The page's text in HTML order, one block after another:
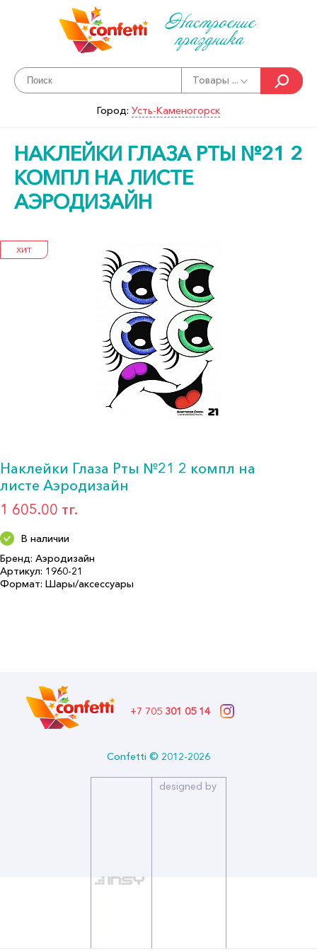
Настроение
праздника
Товары ...
Город: Усть-Каменогорск
НАКЛЕЙКИ ГЛАЗА РТЫ №21 2
КОМПЛ НА ЛИСТЕ
АЭРОДИЗАЙН
ХИТ
Наклейки Глаза Рты №21 2 компл на
листе Аэродизайн
1 605.00 тг.
В наличии
Бренд: Аэродизайн
Артикул: 1960-21
Формат: Шары/аксессуары
+7 705 301 05 14
Confetti © 2012-2026
designed by